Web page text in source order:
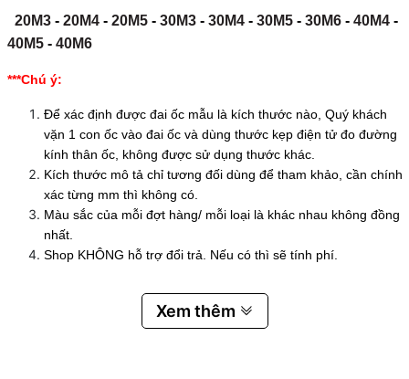
20M3- 20M4- 20M5- 30M3- 30M4- 30M5- 30M6- 40M4-
40M5- 40M6
***Chú ý:
Để xác định được đai ốc mẫu là kích thước nào, Quý khách
vặn 1 con ốc vào đai ốc và dùng thước kẹp điện tử đo đường
kính thân ốc, không được sử dụng thước khác.
Kích thước mô tả chỉ tương đối dùng để tham khảo, cần chính
xác từng mm thì không có.
Màu sắc của mỗi đợt hàng/ mỗi loại là khác nhau không đồng
nhất.
Shop KHÔNG hỗ trợ đổi trả. Nếu có thì sẽ tính phí.
Xem thêm